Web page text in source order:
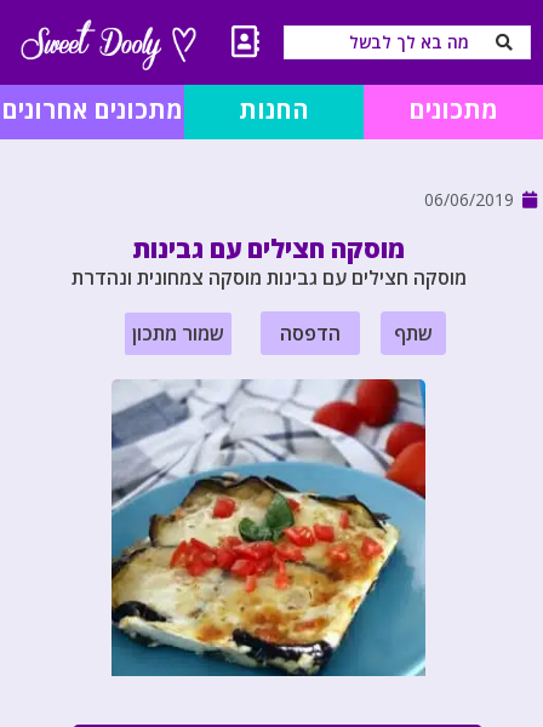
מתכונים החנות מתכונים אחרונים
06/06/2019
מוסקה חצילים עם גבינות
מוסקה חצילים עם גבינות מוסקה צמחונית ונהדרת
שתף הדפסה שמור מתכון